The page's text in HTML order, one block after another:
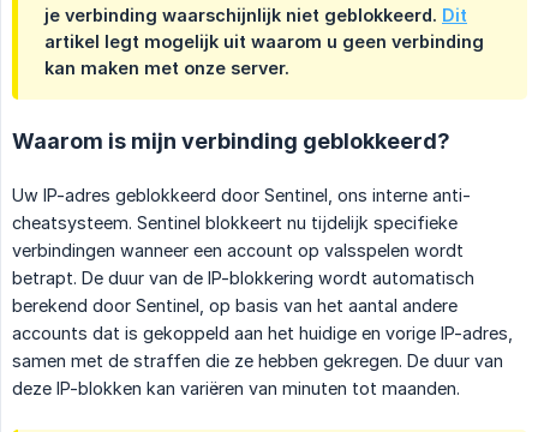
je verbinding waarschijnlijk niet geblokkeerd. Dit
artikel legt mogelijk uit waarom u geen verbinding
kan maken met onze server.
Waarom is mijn verbinding geblokkeerd?
Uw IP-adres geblokkeerd door Sentinel, ons interne anti-
cheatsysteem. Sentinel blokkeert nu tijdelijk specifieke
verbindingen wanneer een account op valsspelen wordt
betrapt. De duur van de IP-blokkering wordt automatisch
berekend door Sentinel, op basis van het aantal andere
accounts dat is gekoppeld aan het huidige en vorige IP-adres,
samen met de straffen die ze hebben gekregen. De duur van
deze IP-blokken kan variëren van minuten tot maanden.